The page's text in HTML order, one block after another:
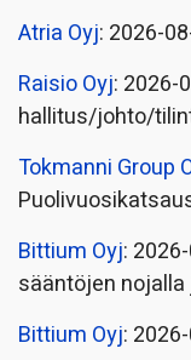
Atria Oyj: 2026-
Raisio Oyj: 2026-
hallitus/johto/
Tokmanni Group
Bittium Oyj:
sääntöjen
Bittium Oyj: